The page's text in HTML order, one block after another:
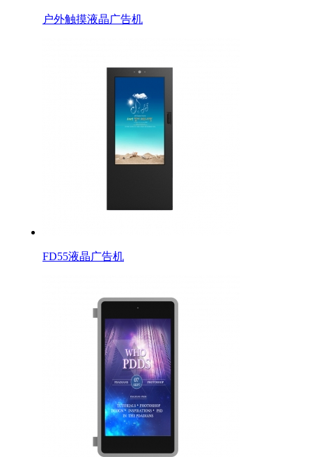
户外触摸液晶广告机
FD55液晶广告机